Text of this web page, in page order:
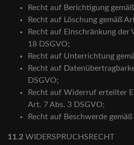
Recht auf Berichtigung
Recht auf Löschung gemäß
Recht auf Einschränkung der
18 DSGVO;
Recht auf Unterrichtung
Recht auf
DSGVO;
Recht auf Widerruf erteilter
Art. 7 Abs. 3 DSGVO;
Recht auf Beschwerde
11.2 WIDERSPRUCHSRECHT